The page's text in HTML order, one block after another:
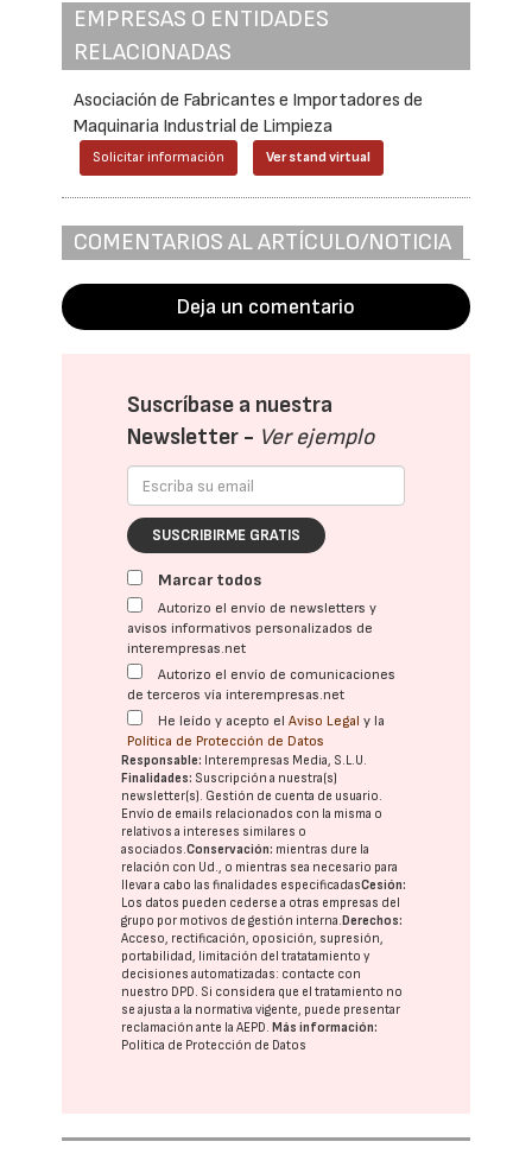
EMPRESAS O ENTIDADES
RELACIONADAS
Asociación de Fabricantes e Importadores de
Maquinaria Industrial de Limpieza
Solicitar información Ver stand virtual
COMENTARIOS AL ARTÍCULO/NOTICIA
Deja un comentario
Suscríbase a nuestra
Newsletter - Ver ejemplo
SUSCRIBIRME GRATIS
Marcar todos
Autorizo el envío de newsletters y
avisos informativos personalizados de
interempresas.net
Autorizo el envío de comunicaciones
de terceros vía interempresas.net
He leído y acepto elAviso Legal y la
Política de Protección de Datos
Responsable: Interempresas Media, S.L.U.
Finalidades: Suscripción a nuestra(s)
newsletter(s). Gestión de cuenta de usuario.
Envío de emails relacionados con la misma o
relativos a intereses similares o
asociados.Conservación: mientras dure la
relación con Ud., o mientras sea necesario para
llevar a cabo las finalidades especificadasCesión:
Los datos pueden cederse a otras empresas del
grupo por motivos de gestión interna. Derechos:
Acceso, rectificación, oposición, supresión,
portabilidad, limitación del tratatamiento y
decisiones automatizadas: contacte con
nuestro DPD. Si considera que el tratamiento no
se ajusta a la normativa vigente, puede presentar
reclamación ante laAEPD. Más información:
Política de Protección de Datos